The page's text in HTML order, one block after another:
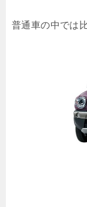
普通車の中では